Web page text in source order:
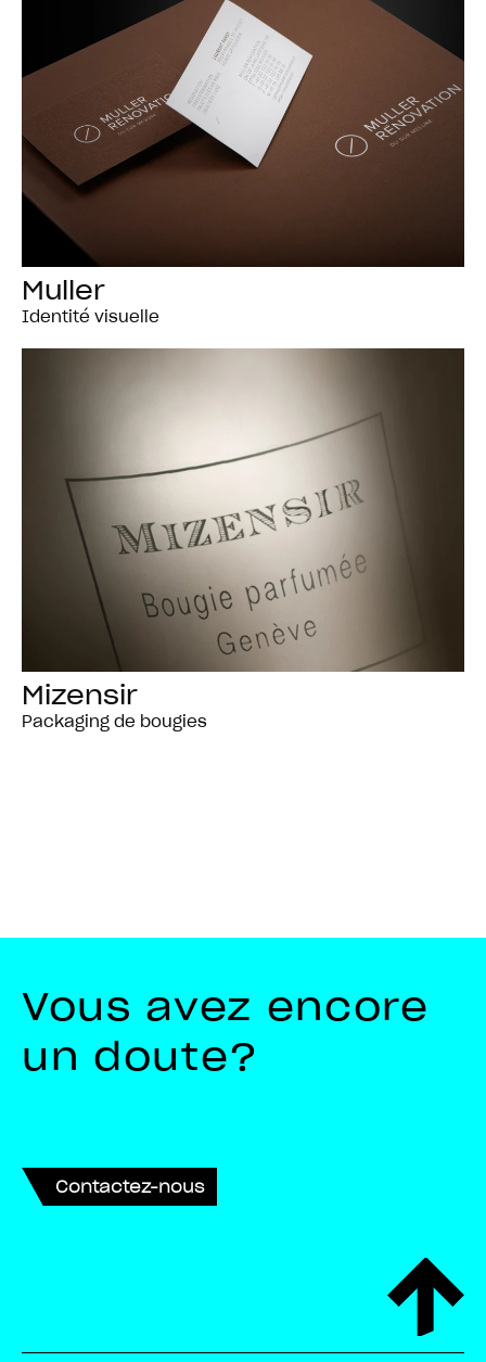
Muller
Identité visuelle
Mizensir
Packaging de bougies
Vous avez encore
un doute?
Contactez-nous